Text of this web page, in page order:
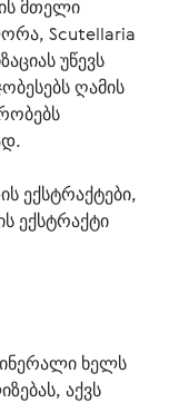
მთელი
Scutellaria
უწევს
ღამის
ექსტრაქტები,
ექსტრაქტი
ხელს
აქვს